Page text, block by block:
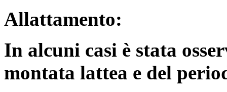
Allattamento:
In alcuni casi è stata
montata lattea e del